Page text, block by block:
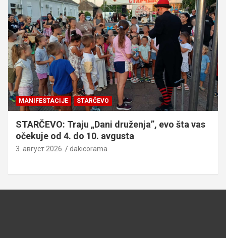
MANIFESTACIJE STARČEVO
STARČEVO: Traju „Dani druženja”, evo šta vas
očekuje od 4. do 10. avgusta
3. август 2026. dakicorama